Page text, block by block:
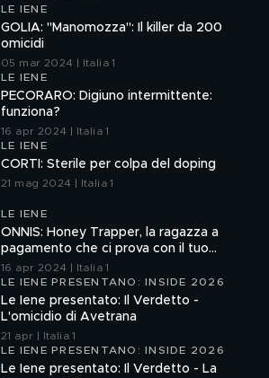
LE IENE
GOLIA: "Manomozza": Il killer da 200
omicidi
05 mar 2024 | Italia 1
LE IENE
PECORARO: Digiuno intermittente:
funziona?
16 apr 2024 | Italia 1
LE IENE
CORTI: Sterile per colpa del doping
21 mag 2024 | Italia 1
LE IENE
ONNIS: Honey Trapper, la ragazza a
pagamento che ci prova con il tuo
fidanzato
16 apr 2024 | Italia 1
LE IENE PRESENTANO: INSIDE 2026
Le Iene presentato: Il Verdetto -
L'omicidio di Avetrana
21 apr | Italia 1
LE IENE PRESENTANO: INSIDE 2026
Le Iene presentato: Il Verdetto - La